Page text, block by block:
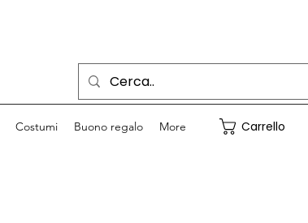
Costumi Buono regalo More Carrello